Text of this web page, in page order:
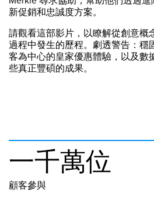
新促銷和忠誠度方案。
請觀看這部影片，以瞭解從創意概
過程中發生的歷程。劇透警告：穩
客為中心的皇家優惠體驗，以及數
些真正豐碩的成果。
一千萬位
顧客參與